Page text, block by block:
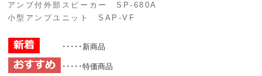
アンプ付外部スピーカー SP-680A
小型アンプユニット SAP-VF
･････新商品
･････特価商品